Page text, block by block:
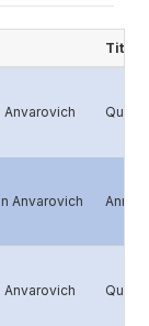
Title
Anvarovich
Anvarovich
Anvarovich